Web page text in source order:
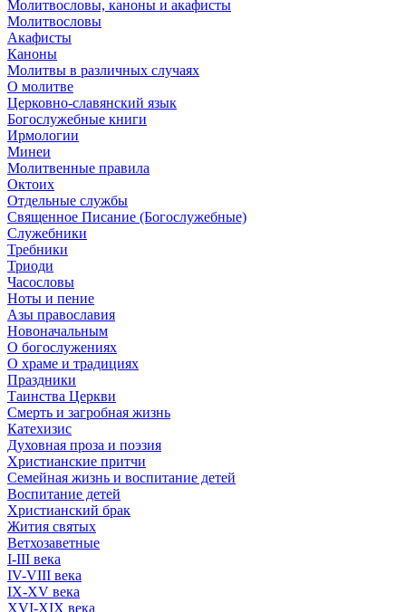
Молитвословы, каноны и акафисты
Молитвословы
Акафисты
Каноны
Молитвы в различных случаях
О молитве
Церковно-славянский язык
Богослужебные книги
Ирмологии
Минеи
Молитвенные правила
Октоих
Отдельные службы
Священное Писание (Богослужебные)
Служебники
Требники
Триоди
Часословы
Ноты и пение
Азы православия
Новоначальным
О богослужениях
О храме и традициях
Праздники
Таинства Церкви
Смерть и загробная жизнь
Катехизис
Духовная проза и поэзия
Христианские притчи
Семейная жизнь и воспитание детей
Воспитание детей
Христианский брак
Жития святых
Ветхозаветные
I-III века
IV-VIII века
IX-XV века
XVI-XIX века